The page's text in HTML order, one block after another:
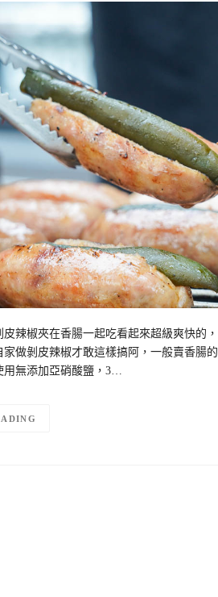
皮辣椒夾在香腸一起吃看起來超級爽快的
家做剝皮辣椒才敢這樣搞阿，一般賣香腸
無添加亞硝酸鹽，3…